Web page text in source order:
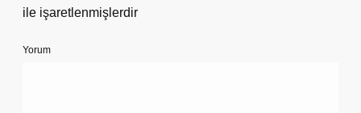
ile işaretlenmişlerdir
Yorum